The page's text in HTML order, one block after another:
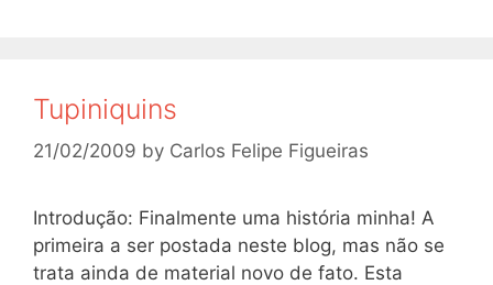
Tupiniquins
21/02/2009 by Carlos Felipe Figueiras
Introdução: Finalmente uma história minha! A
primeira a ser postada neste blog, mas não se
trata ainda de material novo de fato. Esta